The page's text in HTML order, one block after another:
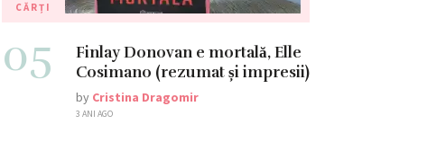
CĂRȚI
05
Finlay Donovan e mortală, Elle
Cosimano (rezumat și impresii)
by Cristina Dragomir
3 ANI AGO